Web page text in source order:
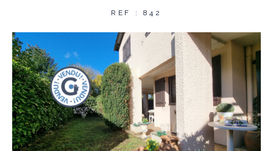
REF : 842